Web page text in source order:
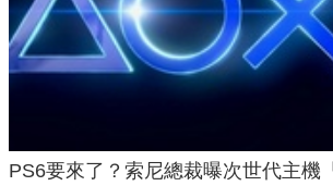
PS6要來了？索尼總裁曝次世代主機